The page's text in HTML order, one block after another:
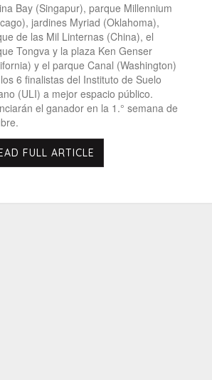
Bay (Singapur), parque Millennium
jardines Myriad (Oklahoma),
de las Mil Linternas (China), el
Tongva y la plaza Ken Genser
y el parque Canal (Washington)
6 finalistas del Instituto de Suelo
(ULI) a mejor espacio público.
el ganador en la 1.° semana de
FULL ARTICLE